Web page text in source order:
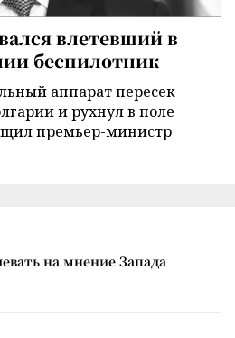
влетевший в
беспилотник
аппарат пересек
и рухнул в поле
премьер-министр
на мнение Запада